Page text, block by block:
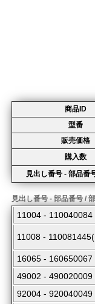
商品ID
型番
販売価格
購入数
見出し番号 - 部品番
見出し番号 - 部品番号 /
11004 -
11008 -
16065 -
49002 - 490020009
92004 - 920040049